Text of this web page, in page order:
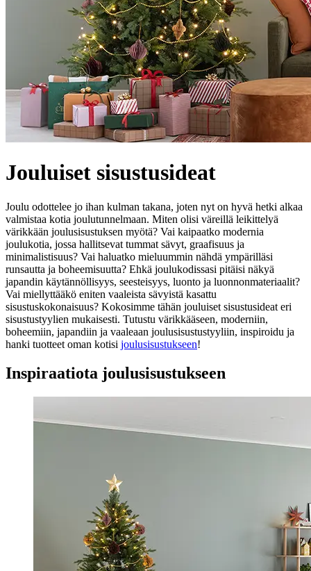
Jouluiset sisustusideat
Joulu odottelee jo ihan kulman takana, joten nyt on hyvä hetki alkaa
valmistaa kotia joulutunnelmaan. Miten olisi väreillä leikittelyä
värikkään joulusisustuksen myötä? Vai kaipaatko modernia
joulukotia, jossa hallitsevat tummat sävyt, graafisuus ja
minimalistisuus? Vai haluatko mieluummin nähdä ympärilläsi
runsautta ja boheemisuutta? Ehkä joulukodissasi pitäisi näkyä
japandin käytännöllisyys, seesteisyys, luonto ja luonnonmateriaalit?
Vai miellyttääkö eniten vaaleista sävyistä kasattu
sisustuskokonaisuus? Kokosimme tähän jouluiset sisustusideat eri
sisustustyylien mukaisesti. Tutustu värikkääseen, moderniin,
boheemiin, japandiin ja vaaleaan joulusisustustyyliin, inspiroidu ja
hanki tuotteet oman kotisi joulusisustukseen!
Inspiraatiota joulusisustukseen